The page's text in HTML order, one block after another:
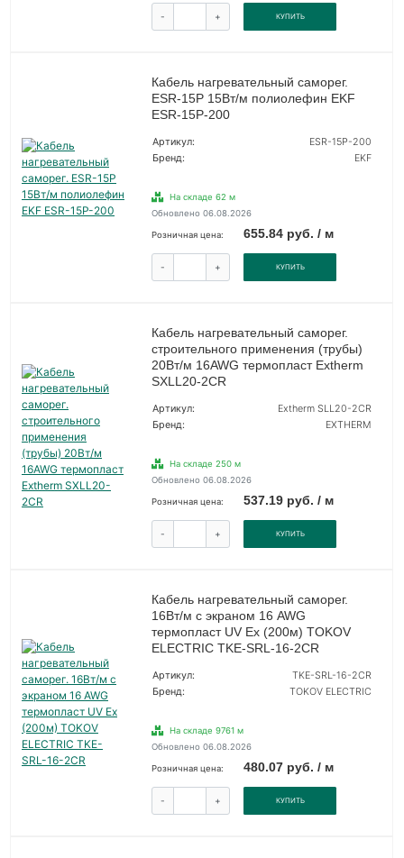
- + КУПИТЬ
Кабель нагревательный саморег.
ESR-15P 15Вт/м полиолефин EKF
ESR-15P-200
Артикул:
ESR-15P-200
Бренд:
EKF
На складе 62 м
Обновлено 06.08.2026
Розничная цена: 655.84 руб. / м
- + КУПИТЬ
Кабель нагревательный саморег.
строительного применения (трубы)
20Вт/м 16AWG термопласт Extherm
SXLL20-2CR
Артикул:
Extherm SLL20-2CR
Бренд:
EXTHERM
На складе 250 м
Обновлено 06.08.2026
Розничная цена: 537.19 руб. / м
- + КУПИТЬ
Кабель нагревательный саморег.
16Вт/м с экраном 16 AWG
термопласт UV Ex (200м) TOKOV
ELECTRIC TKE-SRL-16-2CR
Артикул:
TKE-SRL-16-2CR
Бренд:
TOKOV ELECTRIC
На складе 9761 м
Обновлено 06.08.2026
Розничная цена: 480.07 руб. / м
- + КУПИТЬ